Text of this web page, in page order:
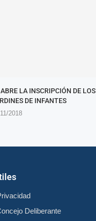
LA INSCRIPCIÓN DE LOS
DE INFANTES
2018
Deliberante